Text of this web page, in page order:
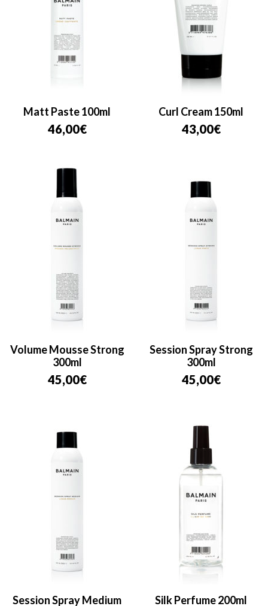
Matt Paste 100ml
46,00€
Curl Cream 150ml
43,00€
Volume Mousse Strong
300ml
45,00€
Session Spray Strong
300ml
45,00€
Session Spray Medium Silk Perfume 200ml